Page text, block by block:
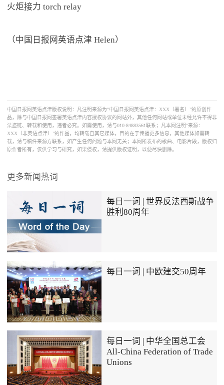
火炬接力 torch relay
（中国日报网英语点津 Helen）
中国日报网英语点津版权说明：凡注明来源为“中国日报网英语点津：XXX（署名）”的原创作
品，除与中国日报网签署英语点津内容授权协议的网站外，其他任何网站或单位未经允许不得非
法盗链、转载和使用，违者必究。如需使用，请与010-84883561联系；凡本网注明“来源：
XXX（非英语点津）”的作品，均转载自其它媒体，目的在于传播更多信息，其他媒体如需转
载，请与稿件来源方联系，如产生任何问题与本网无关；本网所发布的歌曲、电影片段，版权归
原作者所有，仅供学习与研究，如果侵权，请提供版权证明，以便尽快删除。
更多新闻热词
每日一词 | 世界反法西斯战争
胜利80周年
每日一词 | 中欧建交50周年
每日一词 | 中华全国总工会
All-China Federation of Trade
Unions